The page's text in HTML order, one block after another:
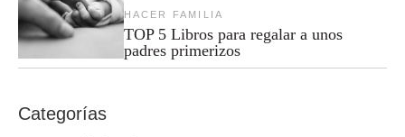
HACER FAMILIA
TOP 5 Libros para regalar a unos
padres primerizos
Categorías